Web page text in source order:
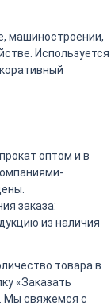
машиностроении,
Используется
оптом и в
заказа:
из наличия
товара в
«Заказать
Мы свяжемся с